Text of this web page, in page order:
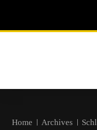
Home Archives